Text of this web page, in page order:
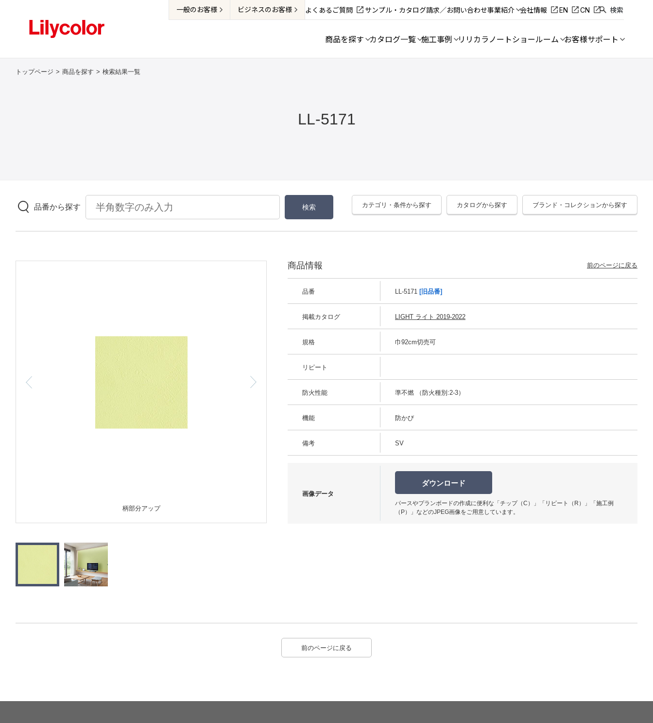
一般のお客様 ビジネスのお客様 よくあるご質問 サンプル・カタログ請求／お問い合わせ事業紹介 会社情報 EN CN 検索
商品を探す カタログ一覧 施工事例 リリカラノートショールーム お客様サポート
トップページ 商品を探す 検索結果一覧
LL-5171
品番から探す カテゴリ・条件から探す カタログから探す ブランド・コレクションから探す
柄部分アップ 使用イメージ
商品情報 前のページに戻る
品番 LL-5171 [旧品番]
掲載カタログ LIGHT ライト 2019-2022
規格 巾92cm切売可
リピート
防火性能 準不燃 （防火種別:2-3）
機能 防かび
備考 SV
画像データ
ダウンロード
パースやプランボードの作成に便利な「チップ（C）」「リピート（R）」「施工例
（P）」などのJPEG画像をご用意しています。
前のページに戻る